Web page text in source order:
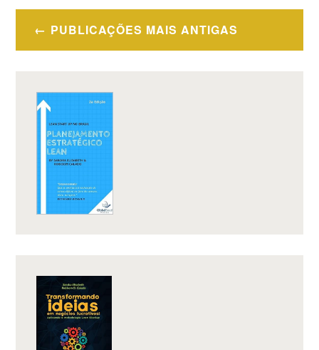
FAZEM?”
Navegação
por
PUBLICAÇÕES MAIS ANTIGAS